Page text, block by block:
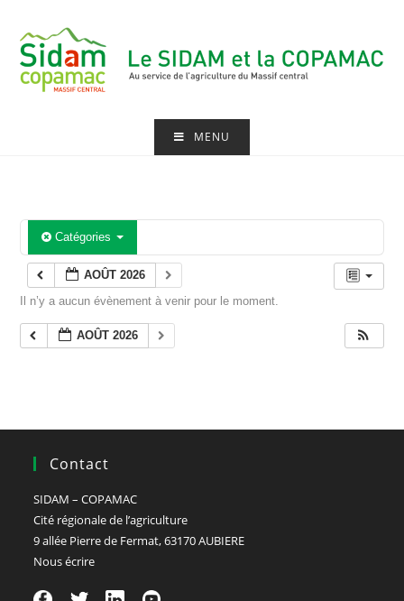
content
MENU
Catégories
AOÛT 2026
Il n’y a aucun évènement à venir pour le moment.
AOÛT 2026
Contact
SIDAM – COPAMAC
Cité régionale de l’agriculture
9 allée Pierre de Fermat, 63170 AUBIERE
Nous écrire